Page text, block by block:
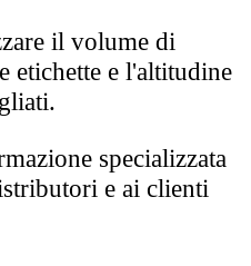
il volume di
etichette e l'altitudine
specializzata
e ai clienti